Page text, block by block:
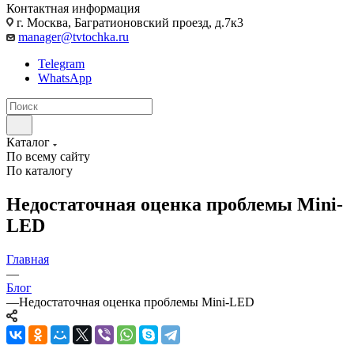
Контактная информация
г. Москва, Багратионовский проезд, д.7к3
manager@tvtochka.ru
Telegram
WhatsApp
Каталог
По всему сайту
По каталогу
Недостаточная оценка проблемы Mini-
LED
Главная
—
Блог
—Недостаточная оценка проблемы Mini-LED